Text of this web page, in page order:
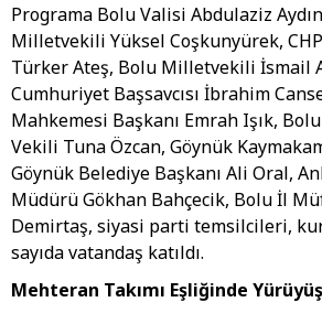
Programa Bolu Valisi Abdulaziz
Milletvekili Yüksel Coşkunyürek,
Türker Ateş, Bolu Milletvekili İsmail
Cumhuriyet Başsavcısı İbrahim
Mahkemesi Başkanı Emrah Işık,
Vekili Tuna Özcan, Göynük
Göynük Belediye Başkanı Ali Oral,
Müdürü Gökhan Bahçecik, Bolu İl
Demirtaş, siyasi parti temsilcileri,
sayıda vatandaş katıldı.
Mehteran Takımı Eşliğinde Yürüyüş